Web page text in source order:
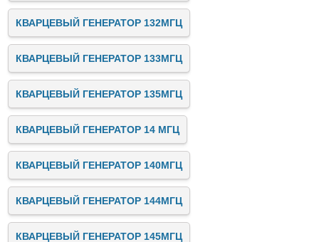
КВАРЦЕВЫЙ ГЕНЕРАТОР 132МГЦ
КВАРЦЕВЫЙ ГЕНЕРАТОР 133МГЦ
КВАРЦЕВЫЙ ГЕНЕРАТОР 135МГЦ
КВАРЦЕВЫЙ ГЕНЕРАТОР 14 МГЦ
КВАРЦЕВЫЙ ГЕНЕРАТОР 140МГЦ
КВАРЦЕВЫЙ ГЕНЕРАТОР 144МГЦ
КВАРЦЕВЫЙ ГЕНЕРАТОР 145МГЦ